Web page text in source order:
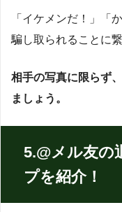
「イケメンだ！」「
騙し取られることに
相手の写真に限らず
ましょう。
5.@メル友の
プを紹介！